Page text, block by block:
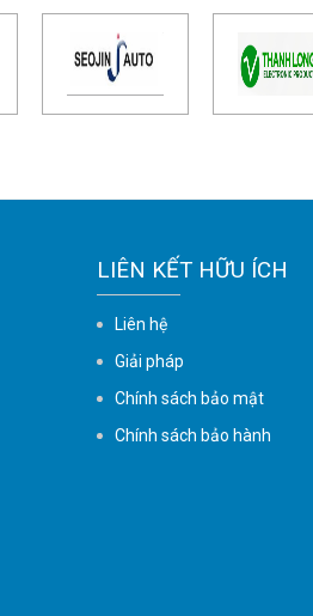
LIÊN KẾT HỮU ÍCH
Liên hệ
Giải pháp
Chính sách bảo mật
Chính sách bảo hành